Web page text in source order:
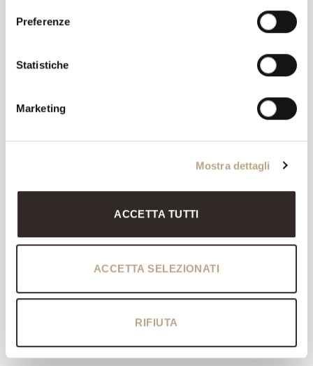
Preferenze
Statistiche
Marketing
Mostra dettagli
ACCETTA TUTTI
ACCETTA SELEZIONATI
RIFIUTA